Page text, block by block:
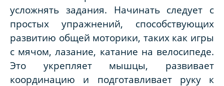
усложнять задания. Начинать следует с
простых упражнений, способствующих
развитию общей моторики, таких как игры
с мячом, лазание, катание на велосипеде.
Это укрепляет мышцы, развивает
координацию и подготавливает руку к